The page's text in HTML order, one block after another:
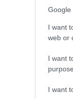
Google
I want
web or
I want
I want